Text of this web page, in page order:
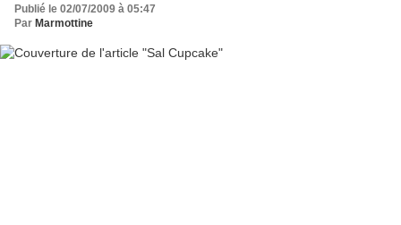
Publié le 02/07/2009 à 05:47
Par Marmottine